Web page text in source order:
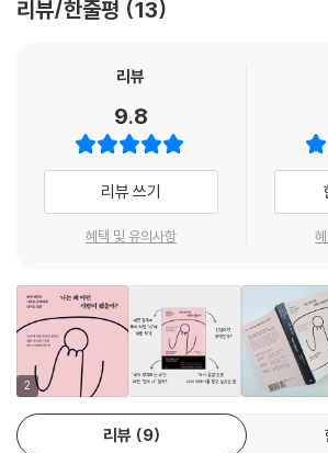
명, 신, 행운, 재수, 주변 환경. 이 모든 게 외부 요
을 통제하지 못한다. 이들은 우리에게 영향을 미칠
에게 영향을 주지 못한다. 즉 우리는 외적 요인들
---「7장 아빠에게 인정받지 못한 제가 무능한 사람
중요하지 않은 존재란 신념은 H 스스로 자신은 아
에만 초점을 맞추면서 그녀는 점차 자기 자신을 잃
않은 존재란 메시지는 그녀의 남편을 통해 아주 오
로 전달되었기에 이는 그녀만의 개인적인 진실이
그녀의 지각을 조작했다.
---「8장 저는 남편 없이는 아무것도 아니에요」중에
리치료 전문가이자 상담사인 저자는 다양한 내담
계를 맺는 유형, 완벽주의·불안·강박·각종 콤플렉
내 본래 모습이라 믿었던 것들이 알고 보면 과거의
등 외부 요인으로 인해 형성되었음을 이야기한다.
할 만한 사연을 통해 나에 대한 잘못된 생각을 어
볼 기회를 제공하고 있다.
“나에 대한 신념은 어떻게 만들어지는가”
확인되지 않은 잘못된 가정이 모여 완성된 신념
우리는 어린 시절의 애착 관계, 특정 기억이나 트
스라이팅과 같은 요인으로 자신에 대한 어떠한 가
이 가정을 확증해줄 경험을 계속하며 신념을 굳힌
해주는 또 다른 신념이 만들어지는데 이것을 ‘신
리뷰/한줄평 13
리뷰
9.8
리뷰 쓰기
혜택 및 유의사항
2
리뷰 9